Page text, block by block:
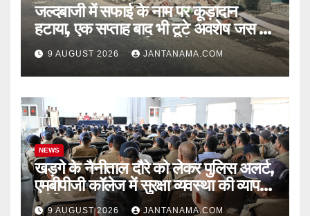
जल्दबाजी में सफाई के नाम पर कूड़ादान
हटाया, एक सप्ताह बाद भी टूटे अवशेष जस के
तस! निगम की ‘सफाई’ पर उठे सवाल
9 AUGUST 2026 JANTANAMA.COM
NEWS
खड़गे के नैनीताल दौरे को लेकर पुलिस अलर्ट,
एमबीपीजी कॉलेज में सुरक्षा व्यवस्था की व्यापक
ब्रीफिंग
9 AUGUST 2026 JANTANAMA.COM